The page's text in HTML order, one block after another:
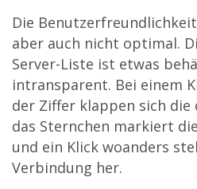
Die
aber auch nicht optimal.
Server-Liste ist etwas
intransparent. Bei einem
der Ziffer klappen sich die
das Sternchen markiert
und ein Klick woanders
Verbindung her.